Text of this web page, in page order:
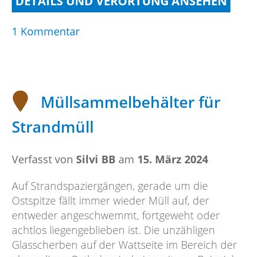
1 Kommentarzu
Müllsammelbehälter für
Strandmüll
Verfasst von Silvi BB am 15. März 2024
Auf Strandspaziergängen, gerade um die
Ostspitze fällt immer wieder Müll auf, der
entweder angeschwemmt, fortgeweht oder
achtlos liegengeblieben ist. Die unzähligen
Glasscherben auf der Wattseite im Bereich der